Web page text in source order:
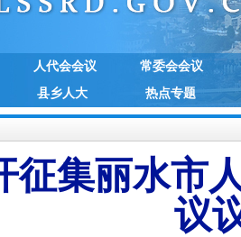
人代会会议
常委会会议
县乡人大 热点专题
征集丽水市
议